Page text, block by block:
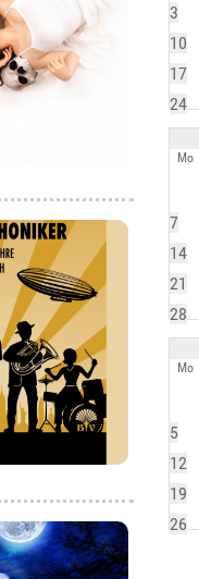
3
10
17
24
Mo
7
14
21
28
Mo
5
12
19
26